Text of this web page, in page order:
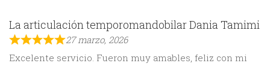
La articulación temporomandobilar Dania Tamimi
27 marzo, 2026
Excelente servicio. Fueron muy amables, feliz con mi